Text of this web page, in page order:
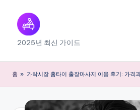
content
출
장
마
2025년 최신 가이드
홈 » 가락시장 홈타이 출장마사지 이용 후기: 가격